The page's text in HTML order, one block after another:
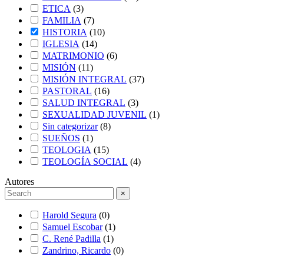
ETICA (3)
FAMILIA (7)
HISTORIA (10)
IGLESIA (14)
MATRIMONIO (6)
MISIÓN (11)
MISIÓN INTEGRAL (37)
PASTORAL (16)
SALUD INTEGRAL (3)
SEXUALIDAD JUVENIL (1)
Sin categorizar (8)
SUEÑOS (1)
TEOLOGIA (15)
TEOLOGÍA SOCIAL (4)
Autores
×
Harold Segura (0)
Samuel Escobar (1)
C. René Padilla (1)
Zandrino, Ricardo (0)